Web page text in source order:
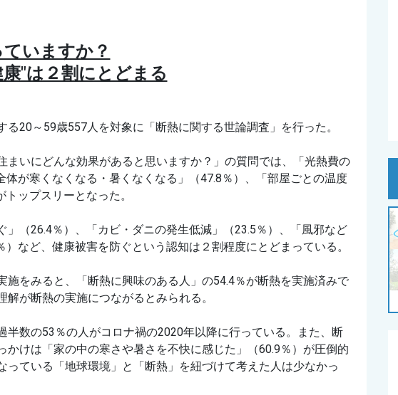
いますか？
"は２割にとどまる
る20～59歳557人を対象に「断熱に関する世論調査」を行った。
まいにどんな効果があると思いますか？」の質問では、「光熱費の
体が寒くなくなる・暑くなくなる」（47.8％）、「部屋ごとの温度
ップスリーとなった。
」（26.4％）、「カビ・ダニの発生低減」（23.5％）、「風邪など
）など、健康被害を防ぐという認知は２割程度にとどまっている。
施をみると、「断熱に興味のある人」の54.4％が断熱を実施済みで
が断熱の実施につながるとみられる。
半数の53％の人がコロナ禍の2020年以降に行っている。また、断
かけは「家の中の寒さや暑さを不快に感じた」（60.9％）が圧倒的
っている「地球環境」と「断熱」を紐づけて考えた人は少なかっ